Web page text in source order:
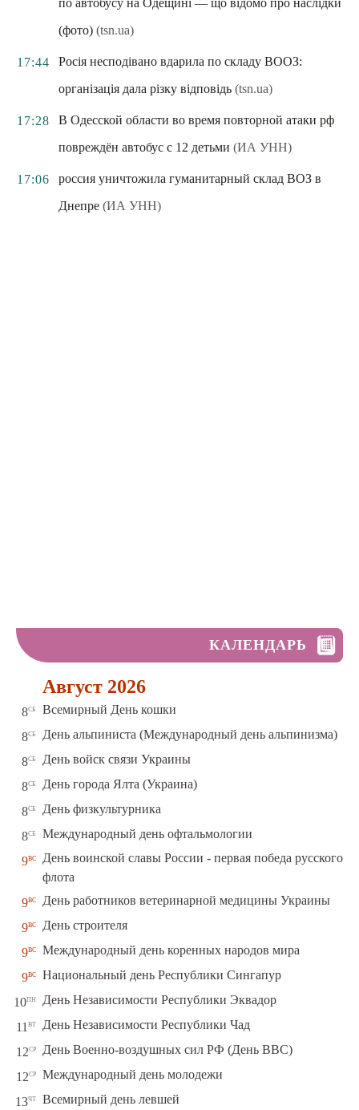
по автобусу на Одещині — що відомо про наслідки
(фото) (tsn.ua)
17:44
Росія несподівано вдарила по складу ВООЗ:
організація дала різку відповідь (tsn.ua)
17:28
В Одесской области во время повторной атаки рф
повреждён автобус с 12 детьми (ИА УНН)
17:06
россия уничтожила гуманитарный склад ВОЗ в
Днепре (ИА УНН)
КАЛЕНДАРЬ
Август 2026
8сб Всемирный День кошки
8сб День альпиниста (Международный день альпинизма)
8сб День войск связи Украины
8сб День города Ялта (Украина)
8сб День физкультурника
8сб Международный день офтальмологии
9вс
День воинской славы России - первая победа русского
флота
9вс День работников ветеринарной медицины Украины
9вс День строителя
9вс Международный день коренных народов мира
9вс Национальный день Республики Сингапур
10пн День Независимости Республики Эквадор
11 вт День Независимости Республики Чад
12ср День Военно-воздушных сил РФ (День ВВС)
12ср Международный день молодежи
13чт Всемирный день левшей